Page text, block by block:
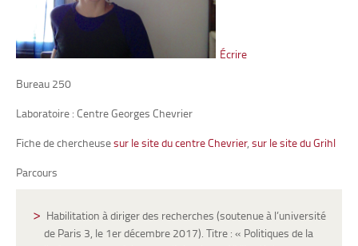
Écrire
Bureau 250
Laboratoire : Centre Georges Chevrier
Fiche de chercheusesur le site du centre Chevrier, sur le site du Grihl
Parcours
Habilitation à diriger des recherches (soutenue à l’université
de Paris 3, le 1er décembre 2017). Titre : « Politiques de la